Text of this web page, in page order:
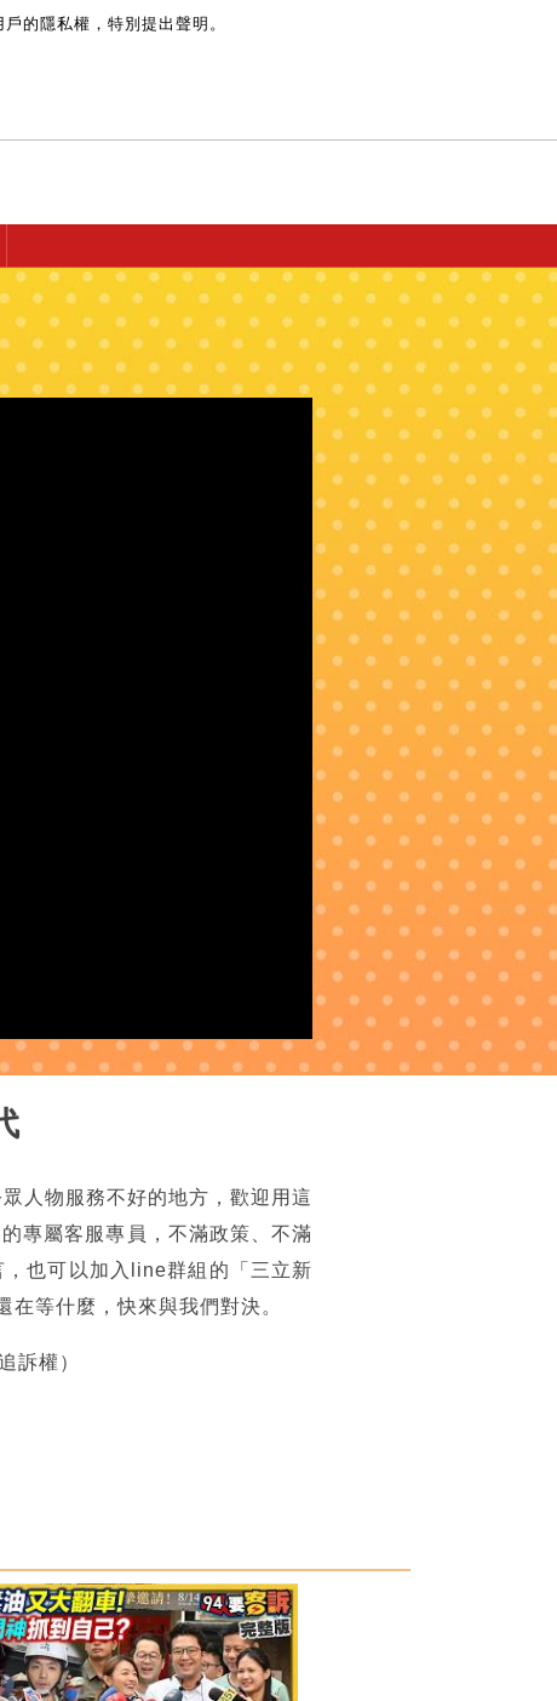
的隱私權，特別提出聲明。
人物服務不好的地方，歡迎用這
專屬客服專員，不滿政策、不滿
也可以加入line群組的「三立新
等什麼，快來與我們對決。
訴權）